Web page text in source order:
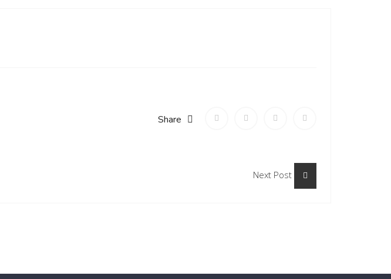
Share
Next Post